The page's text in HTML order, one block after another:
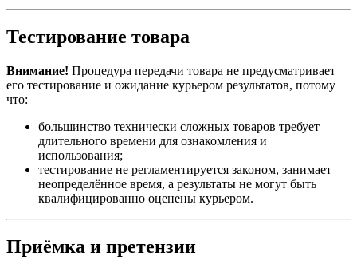
Тестирование товара
Внимание! Процедура передачи товара не предусматривает
его тестирование и ожидание курьером результатов, потому
что:
большинство технически сложных товаров требует
длительного времени для ознакомления и
использования;
тестирование не регламентируется законом, занимает
неопределённое время, а результаты не могут быть
квалифицированно оценены курьером.
Приёмка и претензии